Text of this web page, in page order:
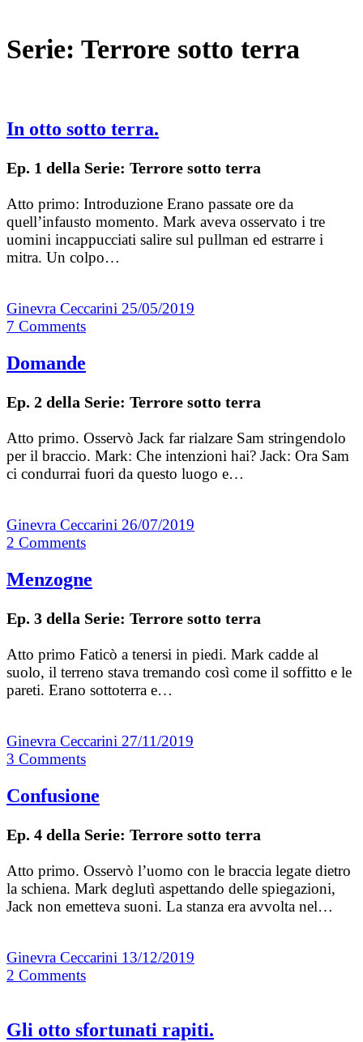
Serie: Terrore sotto terra
In otto sotto terra.
Ep. 1 della Serie: Terrore sotto terra
Atto primo: Introduzione Erano passate ore da
quell’infausto momento. Mark aveva osservato i tre
uomini incappucciati salire sul pullman ed estrarre i
mitra. Un colpo…
Ginevra Ceccarini 25/05/2019
7 Comments
Domande
Ep. 2 della Serie: Terrore sotto terra
Atto primo. Osservò Jack far rialzare Sam stringendolo
per il braccio. Mark: Che intenzioni hai? Jack: Ora Sam
ci condurrai fuori da questo luogo e…
Ginevra Ceccarini 26/07/2019
2 Comments
Menzogne
Ep. 3 della Serie: Terrore sotto terra
Atto primo Faticò a tenersi in piedi. Mark cadde al
suolo, il terreno stava tremando così come il soffitto e le
pareti. Erano sottoterra e…
Ginevra Ceccarini 27/11/2019
3 Comments
Confusione
Ep. 4 della Serie: Terrore sotto terra
Atto primo. Osservò l’uomo con le braccia legate dietro
la schiena. Mark deglutì aspettando delle spiegazioni,
Jack non emetteva suoni. La stanza era avvolta nel…
Ginevra Ceccarini 13/12/2019
2 Comments
Gli otto sfortunati rapiti.